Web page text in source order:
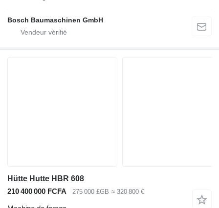
Bosch Baumaschinen GmbH
Hütte Hutte HBR 608
210 400 000 FCFA
275 000 £GB ≈ 320 800 €